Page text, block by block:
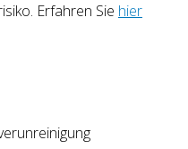
Erfahren Sie hier